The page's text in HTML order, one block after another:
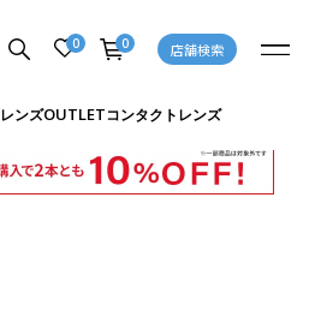
0 0 店舗検索
レンズOUTLETコンタクトレンズ
商品詳細ページへ